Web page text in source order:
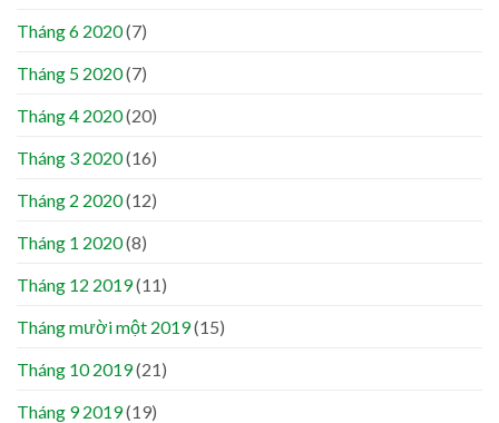
Tháng 6 2020(7)
Tháng 5 2020(7)
Tháng 4 2020(20)
Tháng 3 2020(16)
Tháng 2 2020(12)
Tháng 1 2020(8)
Tháng 12 2019(11)
Tháng mười một 2019(15)
Tháng 10 2019(21)
Tháng 9 2019(19)